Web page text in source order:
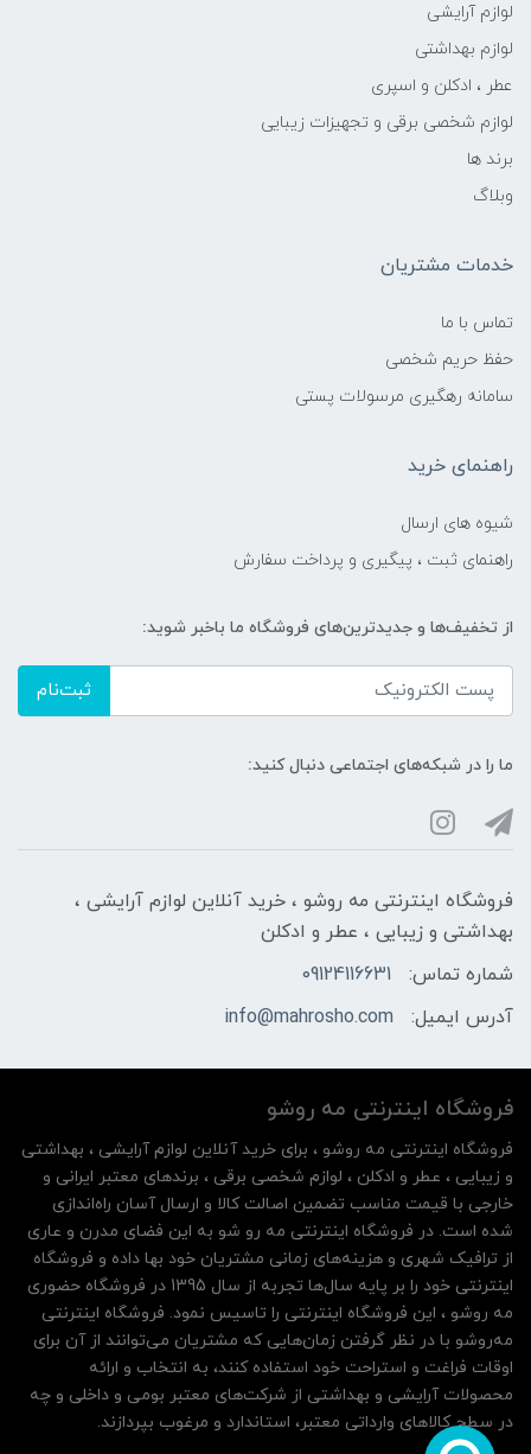
لوازم آرایشی
لوازم بهداشتی
عطر ، ادکلن و اسپری
لوازم شخصی برقی و تجهیزات زیبایی
برند ها
وبلاگ
خدمات مشتریان
تماس با ما
حفظ حریم شخصی
سامانه رهگیری مرسولات پستی
راهنمای خرید
شیوه های ارسال
راهنمای ثبت ، پیگیری و پرداخت سفارش
از تخفیف‌ها و جدیدترین‌های فروشگاه ما باخبر شوید:
ثبت‌نام
ما را در شبکه‌های اجتماعی دنبال کنید:
فروشگاه اینترنتی مه‌ رو‌شو ، خرید آنلاین لوازم آرایشی ،
بهداشتی و زیبایی ، عطر و ادکلن
شماره تماس:
09124116631
آدرس ایمیل:
info@mahrosho.com
فروشگاه اینترنتی مه‌ رو‌شو
فروشگاه اینترنتی مه‌ رو‌شو ، برای خرید آنلاین لوازم آرایشی ، بهداشتی
و زیبایی ، عطر و ادکلن ، لوازم شخصی برقی ، برندهای معتبر ایرانی و
خارجی با قیمت مناسب تضمین اصالت کالا و ارسال آسان راه‌اندازی
شده است. در فروشگاه اینترنتی مه رو شو به این فضای مدرن و عاری
از ترافیک شهری و هزینه‌های زمانی مشتریان خود بها داده و فروشگاه
اینترنتی خود را بر پایه سال‌ها تجربه از سال 1395 در فروشگاه حضوری
مه روشو ، این فروشگاه اینترنتی را تاسیس نمود. فروشگاه اینترنتی
مه‌رو‌شو با در نظر گرفتن زمان‌هایی که مشتریان می‌توانند از آن‌ برای
اوقات فراغت و استراحت خود استفاده کنند، به انتخاب و ارائه
محصولات آرایشی و بهداشتی از شرکت‌های معتبر بومی و داخلی و چه
در سطح کالاهای وارداتی معتبر، استاندارد و مرغوب بپردازند.